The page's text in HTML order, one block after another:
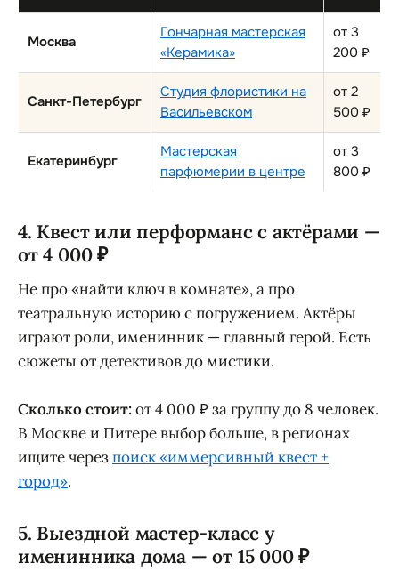
Москва
Гончарная мастерская
«Керамика»
от 3
200 ₽
Санкт-Петербург
Студия флористики на
Васильевском
от 2
500 ₽
Екатеринбург
Мастерская
парфюмерии в центре
от 3
800 ₽
4. Квест или перформанс с актёрами —
от 4 000 ₽
Не про «найти ключ в комнате», а про
театральную историю с погружением. Актёры
играют роли, именинник — главный герой. Есть
сюжеты от детективов до мистики.
Сколько стоит:от 4 000 ₽ за группу до 8 человек.
В Москве и Питере выбор больше, в регионах
ищите черезпоиск «иммерсивный квест +
город».
5. Выездной мастер-класс у
именинника дома — от 15 000 ₽